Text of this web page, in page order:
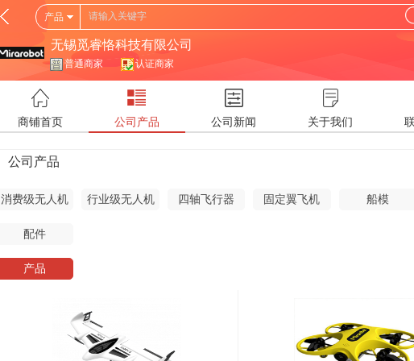
产品
无锡觅睿恪科技有限公司
普通商家 认证商家
商铺首页 公司产品 公司新闻 关于我们
公司产品
消费级无人机 行业级无人机 四轴飞行器 固定翼飞机 船模
配件
产品